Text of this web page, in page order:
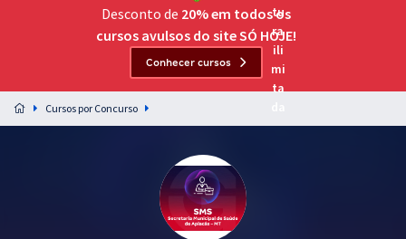
Acesso ilimitado a toda preparação para o Exame da
Preparação completa e intensiva para as principais
residências em saúde do Brasil
Desconto de 20% em todos os
cursos avulsos do site SÓ HOJE!
Conhecer cursos
Cursos por Concurso